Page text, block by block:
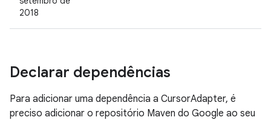
2018
Declarar dependências
Para adicionar uma dependência a CursorAdapter, é
preciso adicionar o repositório Maven do Google ao seu